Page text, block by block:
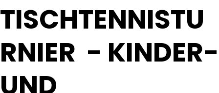
TISCHTENNISTU
RNIER - KINDER-
UND